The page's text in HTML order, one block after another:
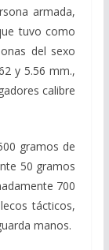
armada,
tuvo como
del sexo
y 5.56 mm.,
calibre
gramos de
50 gramos
700
tácticos,
manos.